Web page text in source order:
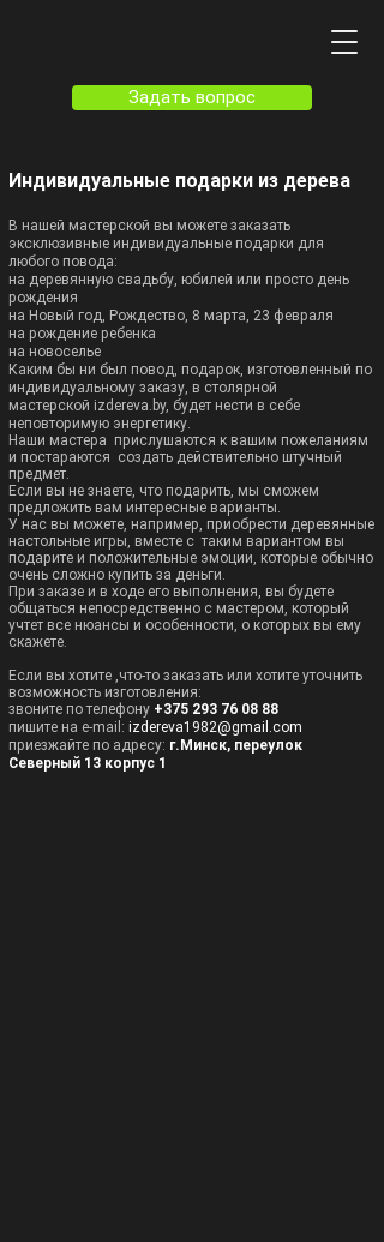
Задать вопрос
Индивидуальные подарки из дерева
В нашей мастерской вы можете заказать
эксклюзивные индивидуальные подарки для
любого повода:
на деревянную свадьбу, юбилей или просто день
рождения
на Новый год, Рождество, 8 марта, 23 февраля
на рождение ребенка
на новоселье
Каким бы ни был повод,​ подарок, изготовленный по
индивидуальному заказу, в столярной
мастерской izdereva.by, будет нести в себе
неповторимую энергетику.
Наши мастера прислушаются к вашим пожеланиям
и постараются создать действительно штучный
предмет.
Если вы не знаете, что подарить, мы сможем
предложить вам интересные варианты.
У нас вы можете, например, приобрести деревянные
настольные игры, вместе с таким вариантом вы
подарите и положительные эмоции, которые обычно
очень сложно купить за деньги.
При заказе и в ходе его выполнения, вы будете
общаться непосредственно с мастером, который
учтет все нюансы и особенности, о которых вы ему
скажете.
Если вы хотите ,что-то заказать или хотите уточнить
возможность изготовления:
звоните по телефону +375 293 76 08 88
пишите на e-mail: izdereva1982@gmail.com
приезжайте по адресу: г.Минск, переулок
Северный 13 корпус 1